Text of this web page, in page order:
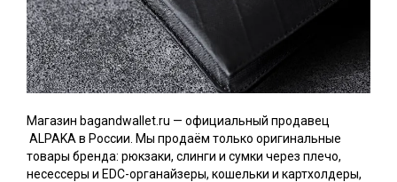
Магазин bagandwallet.ru — официальный продавец
ALPAKA в России. Мы продаём только оригинальные
товары бренда: рюкзаки, слинги и сумки через плечо,
несессеры и EDC-органайзеры, кошельки и картхолдеры,